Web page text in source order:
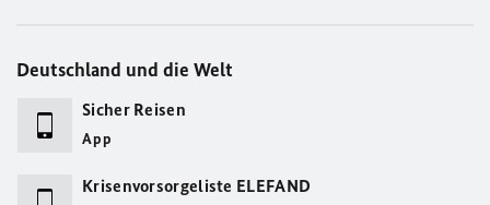
Deutschland und die Welt
Sicher Reisen
App
Krisenvorsorgeliste ELEFAND